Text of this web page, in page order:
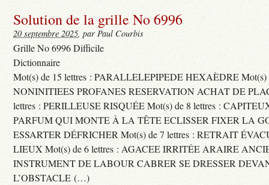
Solution de la grille No 6996
20 septembre 2025, par Paul Courbis
Grille No 6996 Difficile
Dictionnaire
Mot(s) de 15 lettres : PARALLELEPIPEDE HEXAÈDRE Mot(s)
NONINITIEES PROFANES RESERVATION ACHAT DE
lettres : PERILLEUSE RISQUÉE Mot(s) de 8 lettres :
PARFUM QUI MONTE À LA TÊTE ECLISSER FIXER LA
ESSARTER DÉFRICHER Mot(s) de 7 lettres : RETRAIT
LIEUX Mot(s) de 6 lettres : AGACEE IRRITÉE ARAIRE
INSTRUMENT DE LABOUR CABRER SE DRESSER
L’OBSTACLE (…)